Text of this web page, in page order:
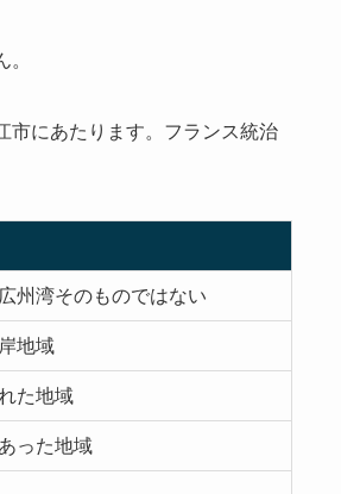
市にあたります。フランス統治
州湾そのものではない
地域
た地域
った地域